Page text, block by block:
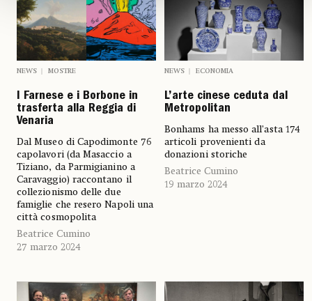
NEWS MOSTRE
I Farnese e i Borbone in
trasferta alla Reggia di
Venaria
Dal Museo di Capodimonte 76
capolavori (da Masaccio a
Tiziano, da Parmigianino a
Caravaggio) raccontano il
collezionismo delle due
famiglie che resero Napoli una
città cosmopolita
Beatrice Cumino
27 marzo 2024
NEWS ECONOMIA
L’arte cinese ceduta dal
Metropolitan
Bonhams ha messo all’asta 174
articoli provenienti da
donazioni storiche
Beatrice Cumino
19 marzo 2024